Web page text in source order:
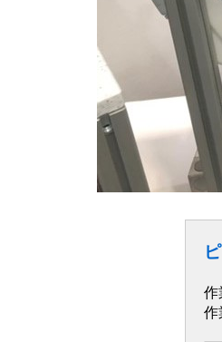
作
作